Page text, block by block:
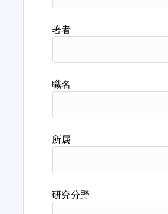
著者
職名
所属
研究分野